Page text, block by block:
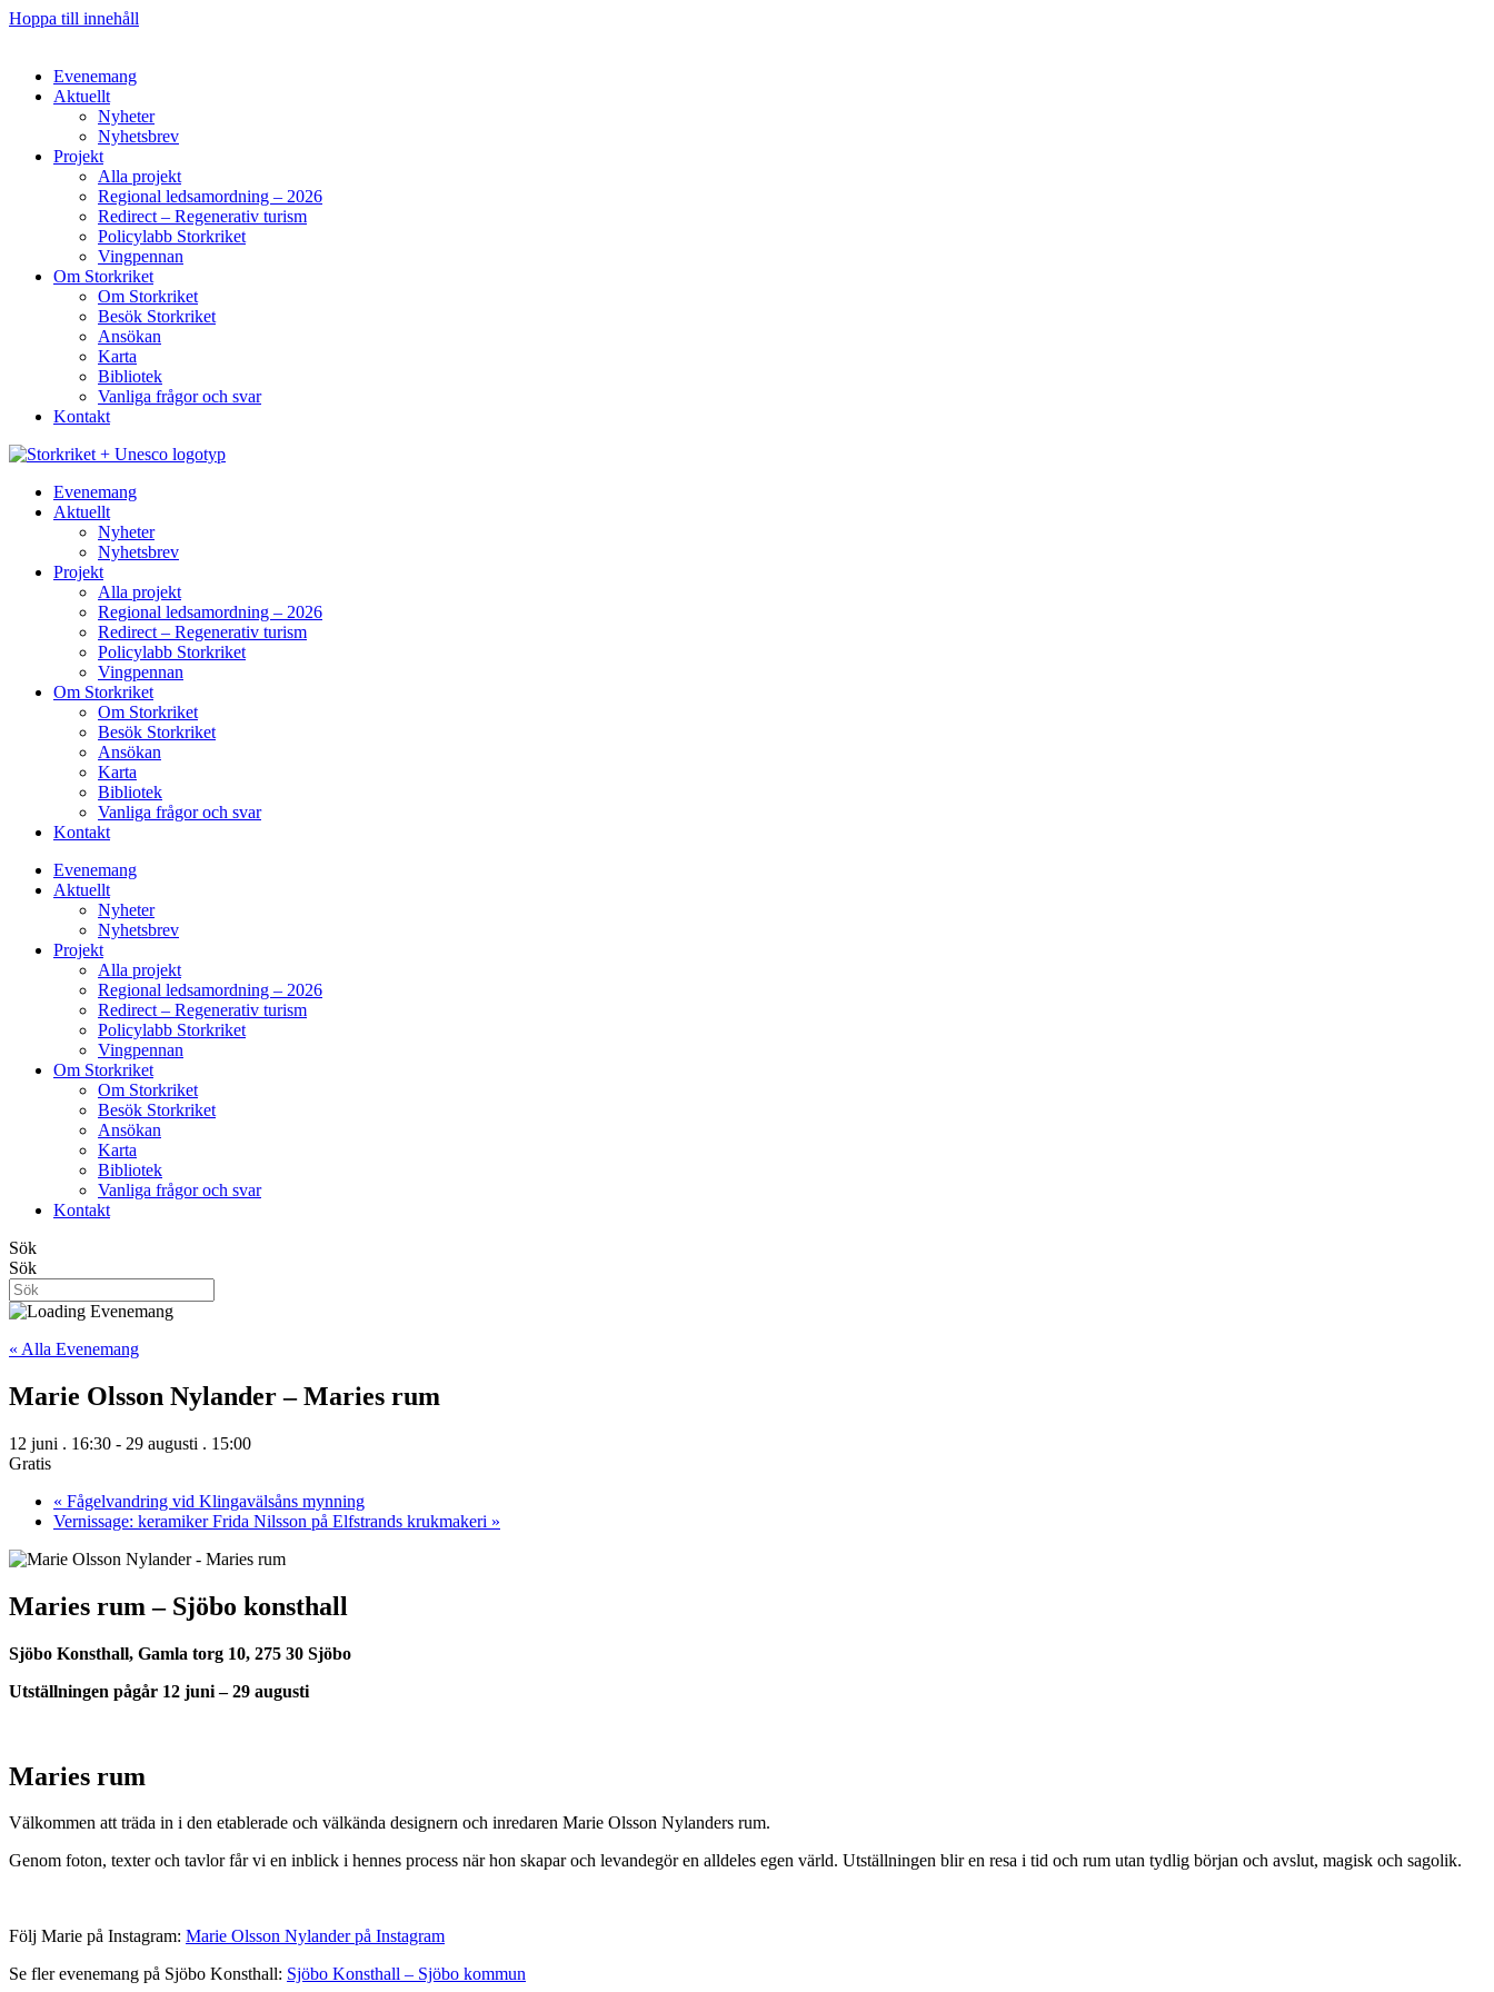
Hoppa till innehåll
Evenemang
Aktuellt
Nyheter
Nyhetsbrev
Projekt
Alla projekt
Regional ledsamordning – 2026
Redirect – Regenerativ turism
Policylabb Storkriket
Vingpennan
Om Storkriket
Om Storkriket
Besök Storkriket
Ansökan
Karta
Bibliotek
Vanliga frågor och svar
Kontakt
Evenemang
Aktuellt
Nyheter
Nyhetsbrev
Projekt
Alla projekt
Regional ledsamordning – 2026
Redirect – Regenerativ turism
Policylabb Storkriket
Vingpennan
Om Storkriket
Om Storkriket
Besök Storkriket
Ansökan
Karta
Bibliotek
Vanliga frågor och svar
Kontakt
Evenemang
Aktuellt
Nyheter
Nyhetsbrev
Projekt
Alla projekt
Regional ledsamordning – 2026
Redirect – Regenerativ turism
Policylabb Storkriket
Vingpennan
Om Storkriket
Om Storkriket
Besök Storkriket
Ansökan
Karta
Bibliotek
Vanliga frågor och svar
Kontakt
Sök
Sök
« Alla Evenemang
Marie Olsson Nylander – Maries rum
12 juni . 16:30 - 29 augusti . 15:00
Gratis
« Fågelvandring vid Klingavälsåns mynning
Vernissage: keramiker Frida Nilsson på Elfstrands krukmakeri »
Maries rum – Sjöbo konsthall
Sjöbo Konsthall, Gamla torg 10, 275 30 Sjöbo
Utställningen pågår 12 juni – 29 augusti
Maries rum
Välkommen att träda in i den etablerade och välkända designern och inredaren Marie Olsson Nylanders rum.
Genom foton, texter och tavlor får vi en inblick i hennes process när hon skapar och levandegör en alldeles egen värld. Utställningen blir en resa i tid och rum utan tydlig början och avslut, magisk och sagolik.
Följ Marie på Instagram: Marie Olsson Nylander på Instagram
Se fler evenemang på Sjöbo Konsthall: Sjöbo Konsthall – Sjöbo kommun